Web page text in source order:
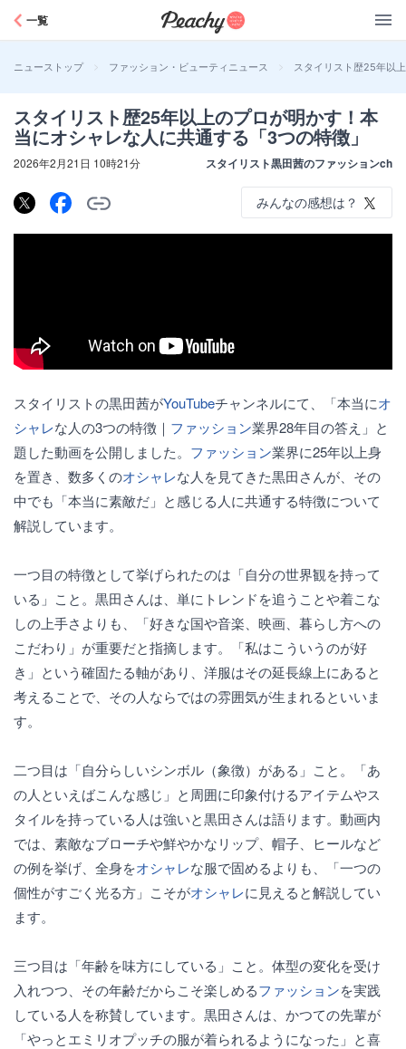
一覧
ニューストップ > ファッション・ビューティニュース > スタイリスト歴25年以
スタイリスト歴25年以上のプロが明かす！本
当にオシャレな人に共通する「3つの特徴」
2026年2月21日 10時21分 スタイリスト黒田茜のファッションch
みんなの感想は？
スタイリストの黒田茜がYouTubeチャンネルにて、「本当にオ
シャレな人の3つの特徴｜ ファッション業界28年目の答え」と
題した動画を公開しました。 ファッション業界に25年以上身
を置き、数多くのオシャレな人を見てきた黒田さんが、その
中でも「本当に素敵だ」と感じる人に共通する特徴について
解説しています。
一つ目の特徴として挙げられたのは「自分の世界観を持って
いる」こと。黒田さんは、単にトレンドを追うことや着こな
しの上手さよりも、「好きな国や音楽、映画、暮らし方への
こだわり」が重要だと指摘します。「私はこういうのが好
き」という確固たる軸があり、洋服はその延長線上にあると
考えることで、その人ならではの雰囲気が生まれるといいま
す。
二つ目は「自分らしいシンボル（象徴）がある」こと。「あ
の人といえばこんな感じ」と周囲に印象付けるアイテムやス
タイルを持っている人は強いと黒田さんは語ります。動画内
では、素敵なブローチや鮮やかなリップ、帽子、ヒールなど
の例を挙げ、全身をオシャレな服で固めるよりも、「一つの
個性がすごく光る方」こそがオシャレに見えると解説してい
ます。
三つ目は「年齢を味方にしている」こと。体型の変化を受け
入れつつ、その年齢だからこそ楽しめるファッションを実践
している人を称賛しています。黒田さんは、かつての先輩が
「やっとエミリオプッチの服が着られるようになった」と喜